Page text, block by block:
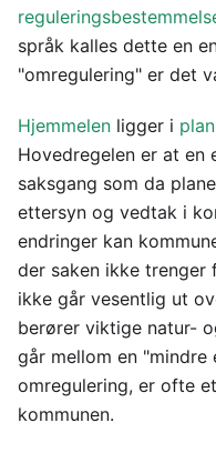
språk kalles dette en
"omregulering" er det
Hjemmelen ligger i
Hovedregelen er at en
saksgang som da
ettersyn og vedtak i
endringer kan
der saken ikke trenger
ikke går vesentlig ut
berører viktige natur-
går mellom en "mindre
omregulering, er ofte
kommunen.